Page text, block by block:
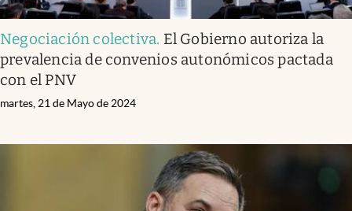
Negociación colectiva. El Gobierno autoriza la
prevalencia de convenios autonómicos pactada
con el PNV
martes, 21 de Mayo de 2024